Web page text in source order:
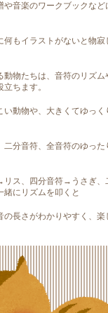
や音楽のワークブックな
何もイラストがないと物寂
動物たちは、音符のリズ
ちます。
い動物や、大きくてゆっ
二分音符、全音符のゆった
リス、四分音符→うさぎ
緒にリズムを叩くと
の長さがわかりやすく、